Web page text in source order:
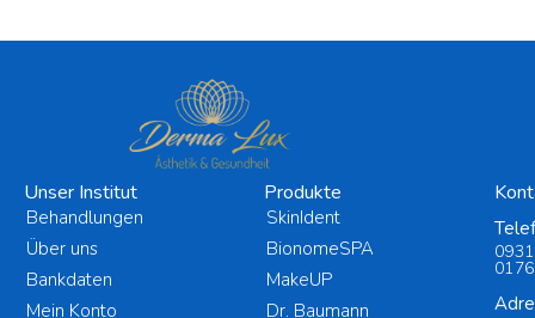
Unser Institut
Behandlungen
Über uns
Bankdaten
Mein Konto
Produkte
SkinIdent
BionomeSPA
MakeUP
Dr. Baumann